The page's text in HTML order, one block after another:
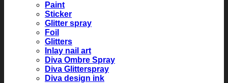
Paint
Sticker
Glitter spray
Foil
Glitters
Inlay nail art
Diva Ombre Spray
Diva Glitterspray
Diva design ink